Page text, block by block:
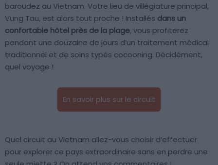
baroudez au Vietnam. Votre lieu de villégiature principal,
Vung Tau, est alors tout proche ! Installés dans un
confortable hôtel près de la plage, vous profiterez
pendant une douzaine de jours d’un traitement médical
traditionnel et de soins typés cocooning. Décidément,
quel voyage !
En savoir plus sur le circuit
Quel circuit au Vietnam allez-vous choisir d’effectuer
pour explorer ce pays extraordinaire sans en perdre une